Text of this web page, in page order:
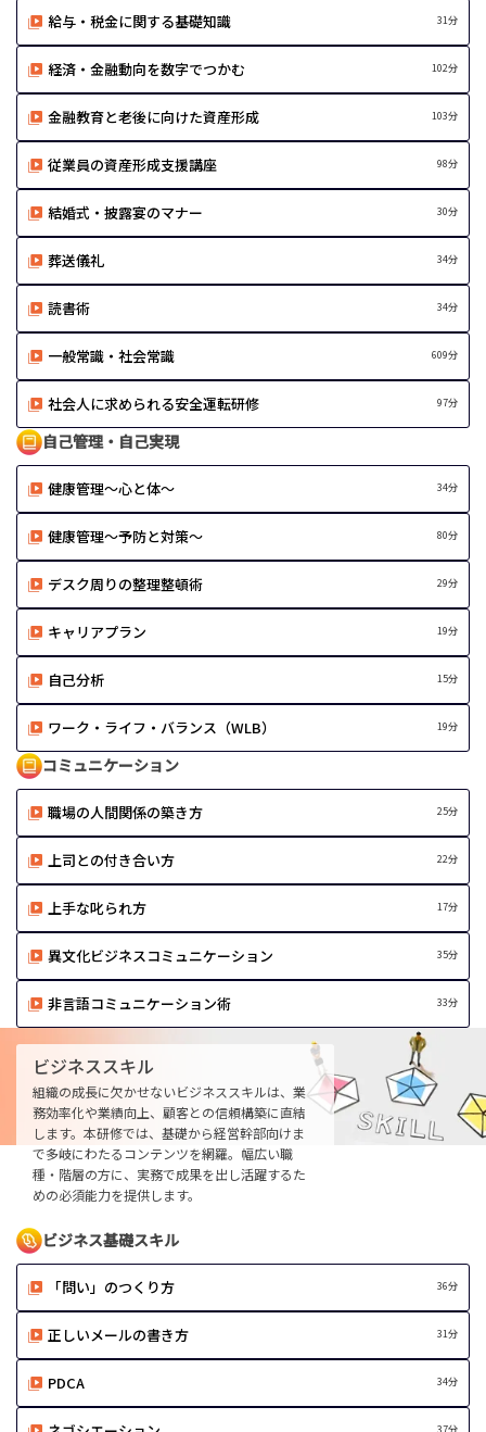
給与・税金に関する基礎知識 31分
経済・金融動向を数字でつかむ 102分
金融教育と老後に向けた資産形成 103分
従業員の資産形成支援講座 98分
結婚式・披露宴のマナー 30分
葬送儀礼 34分
読書術 34分
一般常識・社会常識 609分
社会人に求められる安全運転研修 97分
自己管理・自己実現
健康管理～心と体～ 34分
健康管理～予防と対策～ 80分
デスク周りの整理整頓術 29分
キャリアプラン 19分
自己分析 15分
ワーク・ライフ・バランス（WLB） 19分
コミュニケーション
職場の人間関係の築き方 25分
上司との付き合い方 22分
上手な叱られ方 17分
異文化ビジネスコミュニケーション 35分
非言語コミュニケーション術 33分
ビジネススキル
組織の成長に欠かせないビジネススキルは、業
務効率化や業績向上、顧客との信頼構築に直結
します。本研修では、基礎から経営幹部向けま
で多岐にわたるコンテンツを網羅。幅広い職
種・階層の方に、実務で成果を出し活躍するた
めの必須能力を提供します。
ビジネス基礎スキル
「問い」のつくり方 36分
正しいメールの書き方 31分
PDCA 34分